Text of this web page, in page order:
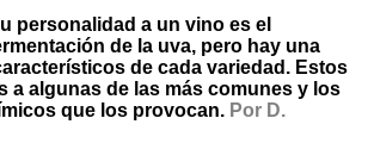
personalidad a un vino es el
de la uva, pero hay una
de cada variedad. Estos
a algunas de las más comunes y los
que los provocan. Por D.